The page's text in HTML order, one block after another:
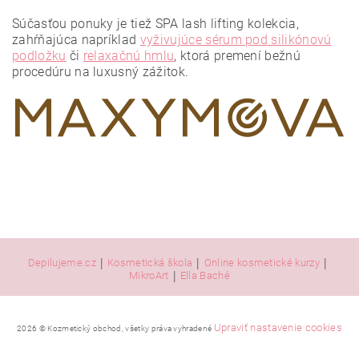
Súčasťou ponuky je tiež SPA lash lifting kolekcia,
zahŕňajúca napríklad vyživujúce sérum pod silikónovú
podložku či relaxačnú hmlu, ktorá premení bežnú
procedúru na luxusný zážitok.
Depilujeme.cz Kosmetická škola Online kosmetické kurzy
MikroArt Ella Baché
2026 © Kozmetický obchod, všetky práva vyhradené Upraviť nastavenie cookies